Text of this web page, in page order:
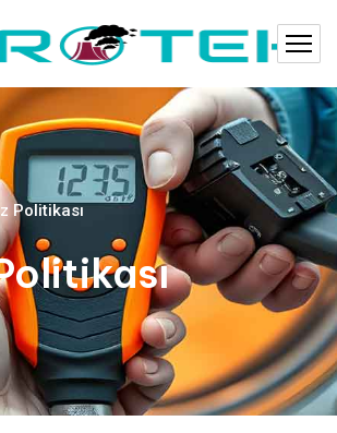
Politikası